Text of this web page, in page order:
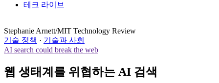
테크 라이브
Stephanie Arnett/MIT Technology Review
기술 정책 · 기술과 사회
AI search could break the web
웹 생태계를 위협하는 AI 검색